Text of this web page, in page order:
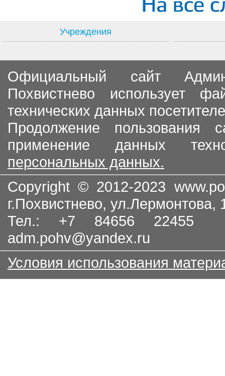
Учреждения
Официальный сайт
Похвистнево использует
технических данных
Продолжение пользования
применение данных
персональных данных.
Copyright © 2012-2023
г.Похвистнево, ул.Лермонтова,
Тел.: +7 84656
adm.pohv@yandex.ru
Условия использования